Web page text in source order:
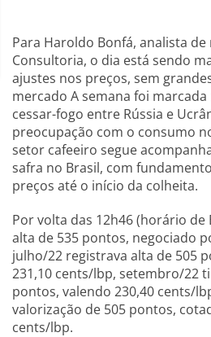
Para Haroldo Bonfá, analista
Consultoria, o dia está sendo
ajustes nos preços, sem
mercado A semana foi
cessar-fogo entre Rússia e
preocupação com o consumo
setor cafeeiro segue
safra no Brasil, com
preços até o início da colheita.
Por volta das 12h46 (horário
alta de 535 pontos, negociado
julho/22 registrava alta de 505
231,10 cents/lbp, setembro/22
pontos, valendo 230,40 cents/
valorização de 505 pontos,
cents/lbp.